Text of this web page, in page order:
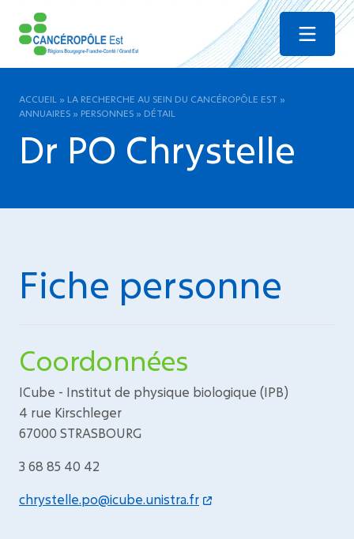
Menu
ACCUEIL » LA RECHERCHE AU SEIN DU CANCÉROPÔLE EST »
ANNUAIRES » PERSONNES » DÉTAIL
Dr PO Chrystelle
Fiche personne
Coordonnées
ICube - Institut de physique biologique (IPB)
4 rue Kirschleger
67000 STRASBOURG
3 68 85 40 42
chrystelle.po@icube.unistra.fr